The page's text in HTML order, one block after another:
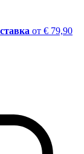
от € 79,90